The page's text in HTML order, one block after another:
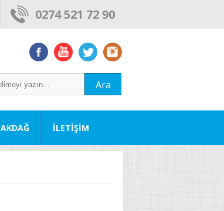
0274 521 72 90
Ara
AKDAĞ İLETİŞİM